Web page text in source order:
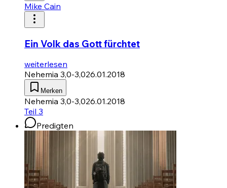
Mike Cain
Ein Volk das Gott fürchtet
weiterlesen
Nehemia 3,0-3,026.01.2018
Merken
Nehemia 3,0-3,026.01.2018
Teil 3
Predigten